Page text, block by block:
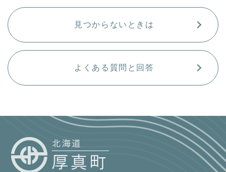
見つからないときは
よくある質問と回答